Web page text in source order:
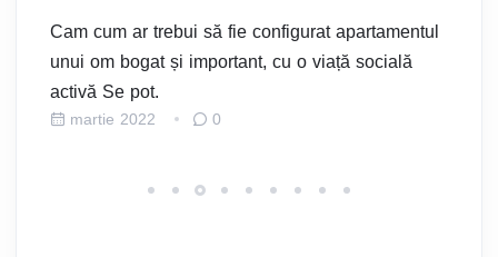
Cam cum ar trebui să fie configurat apartamentul
unui om bogat și important, cu o viață socială
activă Se pot.
martie 2022 0